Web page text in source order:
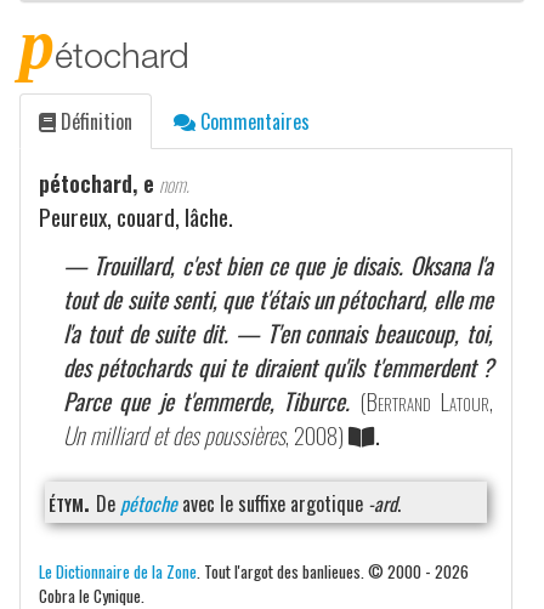
pétochard
Définition Commentaires
pétochard, e nom.
Peureux, couard, lâche.
— Trouillard, c'est bien ce que je disais. Oksana l'a
tout de suite senti, que t'étais un pétochard, elle me
l'a tout de suite dit. — T'en connais beaucoup, toi,
des pétochards qui te diraient qu'ils t'emmerdent ?
Parce que je t'emmerde, Tiburce. (Bertrand Latour,
Un milliard et des poussières, 2008)
.
étym. De pétocheavec le suffixe argotique -ard.
Le Dictionnaire de la Zone . Tout l'argot des banlieues. © 2000 - 2026
Cobra le Cynique.